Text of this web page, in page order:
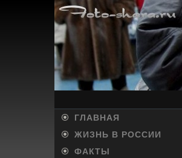
ГЛАВНАЯ
ЖИЗНЬ В РОССИИ
ФАКТЫ